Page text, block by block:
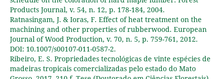
Products Journal, v. 54, n. 12, p. 178-184, 2004.
Ratnasingam, J. & Ioras, F. Effect of heat treatment on the
machining and other properties of rubberwood. European
Journal of Wood Production, v. 70, n. 5, p. 759-761, 2012.
DOI: 10.1007/s00107-011-0587-2.
Ribeiro, E. S. Propriedades tecnológicas de vinte espécies de
madeiras tropicais comercializadas pelo estado do Mato